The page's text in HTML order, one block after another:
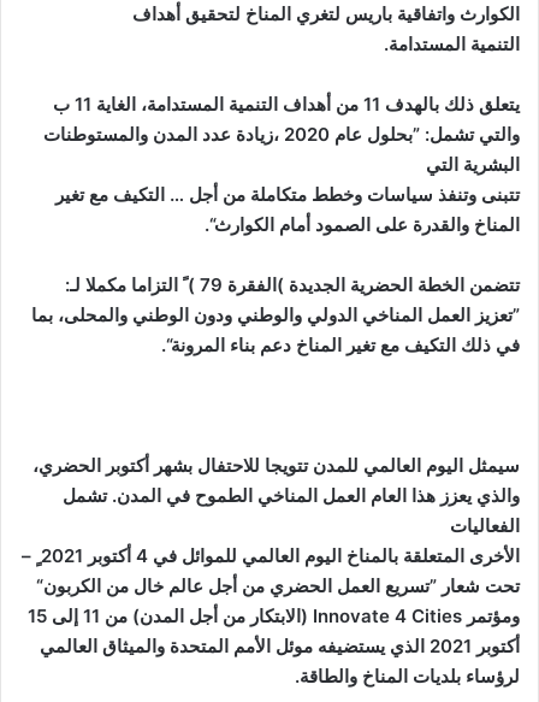
الكوارث واتفاقية باريس لتغري المناخ لتحقيق أهداف
التنمية المستدامة.
يتعلق ذلك بالهدف 11 من أهداف التنمية المستدامة، الغاية 11 ب
والتي تشمل: ”بحلول عام 2020 ،زيادة عدد المدن والمستوطنات
البشرية التي
تتبنى وتنفذ سياسات وخطط متكاملة من أجل … التكيف مع تغير
المناخ والقدرة على الصمود أمام الكوارث“.
تتضمن الخطة الحضرية الجديدة )الفقرة 79 ) ً التزاما مكملا لـ:
”تعزيز العمل المناخي الدولي والوطني ودون الوطني والمحلى، بما
في ذلك التكيف مع تغير المناخ دعم بناء المرونة“.
سيمثل اليوم العالمي للمدن تتويجا للاحتفال بشهر أكتوبر الحضري،
والذي يعزز هذا العام العمل المناخي الطموح في المدن. تشمل
الفعاليات
الأخرى المتعلقة بالمناخ اليوم العالمي للموائل في 4 أكتوبر 2021 ٍ –
تحت شعار ”تسريع العمل الحضري من أجل عالم خال من الكربون“
ومؤتمر Innovate 4 Cities (الابتكار من أجل المدن) من 11 إلى 15
أكتوبر 2021 الذي يستضيفه موئل الأمم المتحدة والميثاق العالمي
لرؤساء بلديات المناخ والطاقة.